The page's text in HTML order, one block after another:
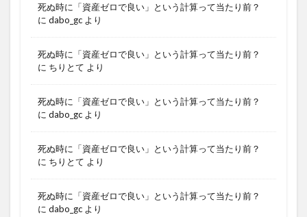
死ぬ時に「資産ゼロで良い」という計算って当たり前？
に dabo_gc より
死ぬ時に「資産ゼロで良い」という計算って当たり前？
に ちりとて より
死ぬ時に「資産ゼロで良い」という計算って当たり前？
に dabo_gc より
死ぬ時に「資産ゼロで良い」という計算って当たり前？
に ちりとて より
死ぬ時に「資産ゼロで良い」という計算って当たり前？
に dabo_gc より